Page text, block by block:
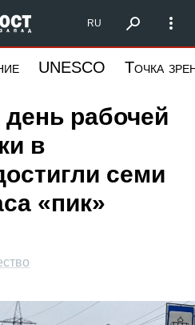
Северо-Запад
RU
UNESCO Точка
рабочей
в
семи
«пик»